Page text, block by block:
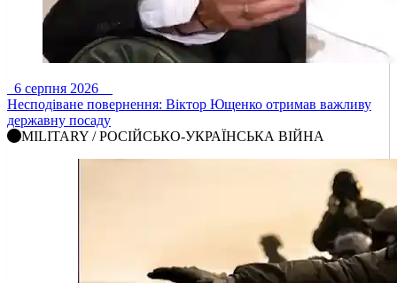
6 серпня 2026
Несподіване повернення: Віктор Ющенко отримав важливу
державну посаду
MILITARY / РОСІЙСЬКО-УКРАЇНСЬКА ВІЙНА